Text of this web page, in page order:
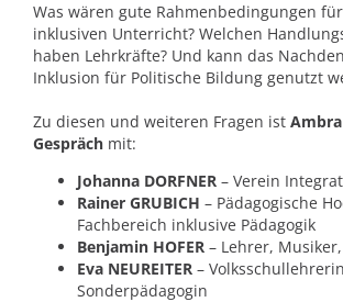
Was wären gute Rahmenbedingungen
inklusiven Unterricht? Welchen
haben Lehrkräfte? Und kann das
Inklusion für Politische Bildung genutzt
Zu diesen und weiteren Fragen ist
Gespräch mit:
Johanna DORFNER – Verein
Rainer GRUBICH – Pädagogische
Fachbereich inklusive Pädagogik
Benjamin HOFER – Lehrer,
Eva NEUREITER –
Sonderpädagogin